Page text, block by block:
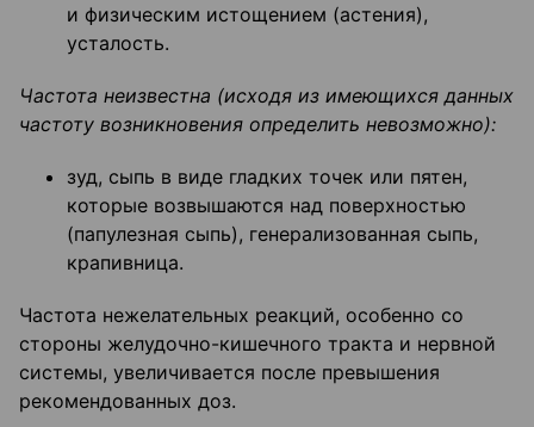
и физическим истощением (астения),
усталость.
Частота неизвестна (исходя из имеющихся данных
частоту возникновения определить невозможно):
зуд, сыпь в виде гладких точек или пятен,
которые возвышаются над поверхностью
(папулезная сыпь), генерализованная сыпь,
крапивница.
Частота нежелательных реакций, особенно со
стороны желудочно-кишечного тракта и нервной
системы, увеличивается после превышения
рекомендованных доз.